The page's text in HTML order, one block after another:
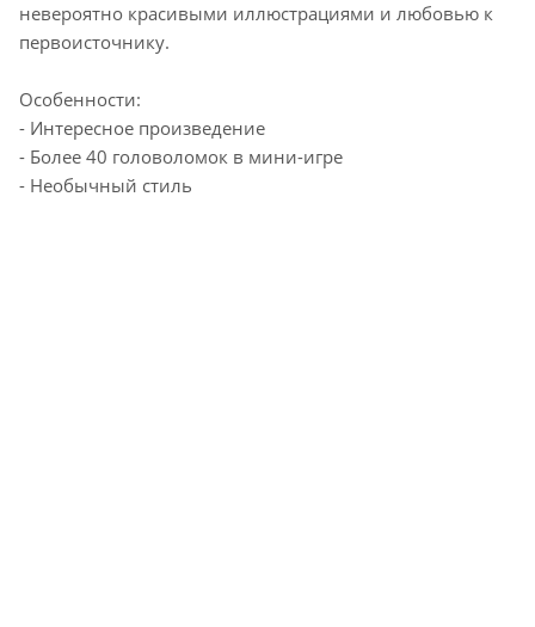
невероятно красивыми иллюстрациями и любовью к
первоисточнику.
Особенности:
- Интересное произведение
- Более 40 головоломок в мини-игре
- Необычный стиль